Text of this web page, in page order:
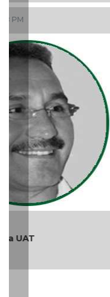
Ago 05, 2026 / 9:42 AM
¿Quién es periodista?